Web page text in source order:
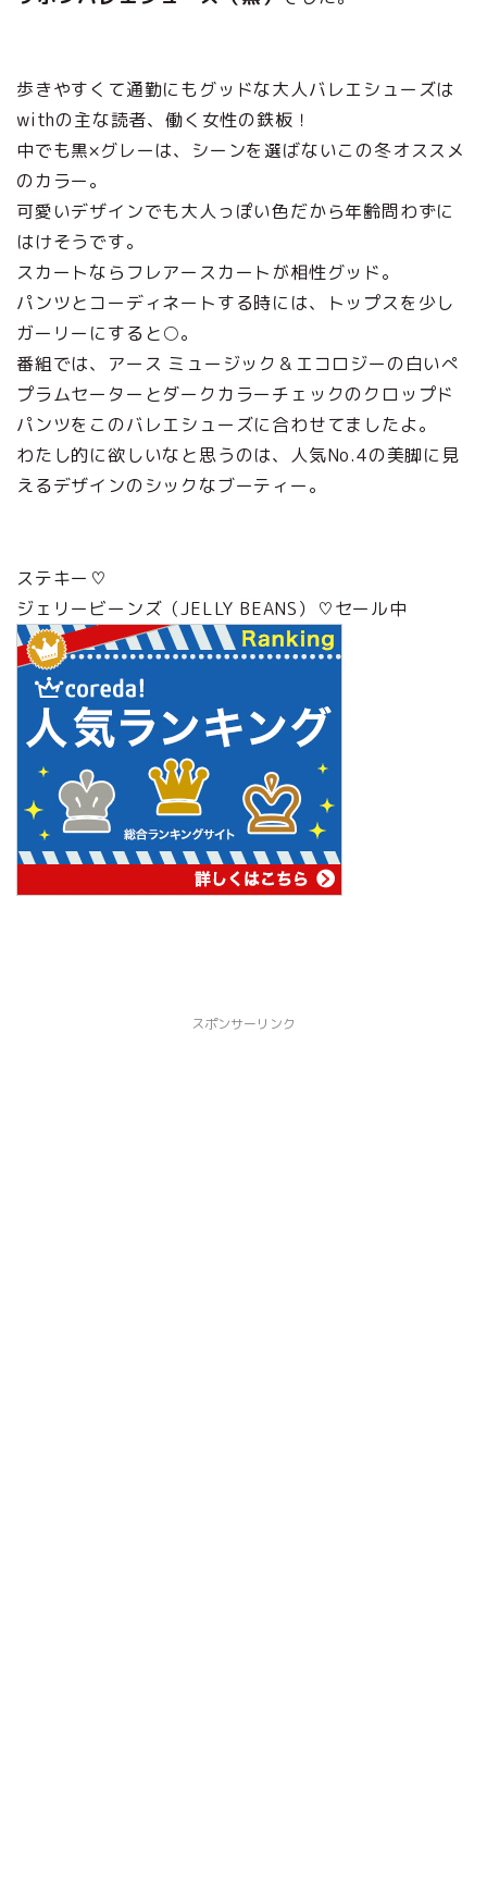
歩きやすくて通勤にもグッドな大人バレエシューズは
withの主な読者、働く女性の鉄板！
中でも黒×グレーは、シーンを選ばないこの冬オススメ
のカラー。
可愛いデザインでも大人っぽい色だから年齢問わずに
はけそうです。
スカートならフレアースカートが相性グッド。
パンツとコーディネートする時には、トップスを少し
ガーリーにすると○。
番組では、アース ミュージック＆エコロジーの白いぺ
プラムセーターとダークカラーチェックのクロップド
パンツをこのバレエシューズに合わせてましたよ。
わたし的に欲しいなと思うのは、人気No.4の美脚に見
えるデザインのシックなブーティー。
ステキー♡
ジェリービーンズ（JELLY BEANS）♡セール中
スポンサーリンク